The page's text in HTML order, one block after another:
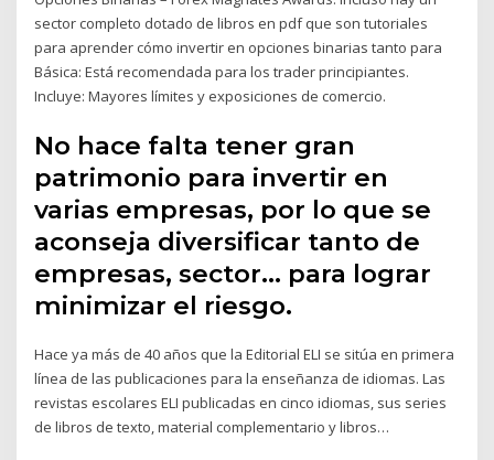
sector completo dotado de libros en pdf que son tutoriales
para aprender cómo invertir en opciones binarias tanto para
Básica: Está recomendada para los trader principiantes.
Incluye: Mayores límites y exposiciones de comercio.
No hace falta tener gran
patrimonio para invertir en
varias empresas, por lo que se
aconseja diversificar tanto de
empresas, sector… para lograr
minimizar el riesgo.
Hace ya más de 40 años que la Editorial ELI se sitúa en primera
línea de las publicaciones para la enseñanza de idiomas. Las
revistas escolares ELI publicadas en cinco idiomas, sus series
de libros de texto, material complementario y libros…